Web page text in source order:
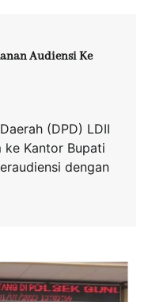
Audiensi Ke
(DPD) LDII
ke Kantor Bupati
dengan